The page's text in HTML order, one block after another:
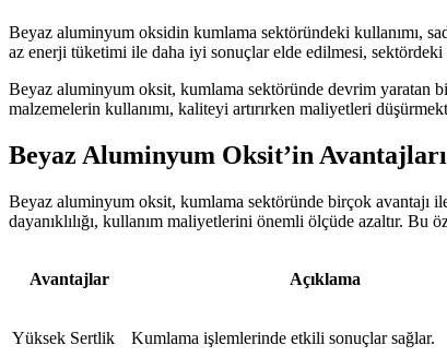
Beyaz aluminyum oksidin kumlama sektöründeki kullanımı,
az enerji tüketimi ile daha iyi sonuçlar elde edilmesi,
Beyaz aluminyum oksit, kumlama sektöründe devrim yaratan
malzemelerin kullanımı, kaliteyi artırırken maliyetleri
Beyaz Aluminyum Oksit’in
Beyaz aluminyum oksit, kumlama sektöründe birçok avantajı
dayanıklılığı, kullanım maliyetlerini önemli ölçüde azaltır.
Avantajlar Açıklama
Yüksek Sertlik Kumlama işlemlerinde etkili sonuçlar sağlar.